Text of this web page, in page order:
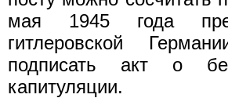
мая 1945 года
гитлеровской
подписать акт о
капитуляции.